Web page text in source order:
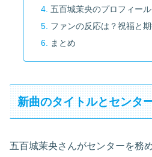
五百城茉央のプロフィー
ファンの反応は？祝福と
まとめ
新曲のタイトルとセンタ
五百城茉央さんがセンターを務